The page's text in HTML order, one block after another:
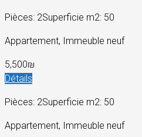
Pièces: 2Superficie m2: 50
Appartement, Immeuble neuf
5,500₪
Détails
Pièces: 2Superficie m2: 50
Appartement, Immeuble neuf